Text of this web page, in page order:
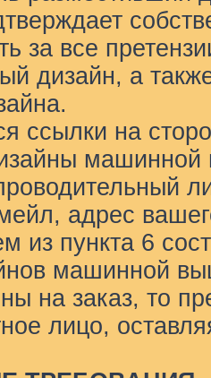
за все
дизайн, а
ссылки на
адрес
из пункта 6
машинной
на заказ, то
лицо,